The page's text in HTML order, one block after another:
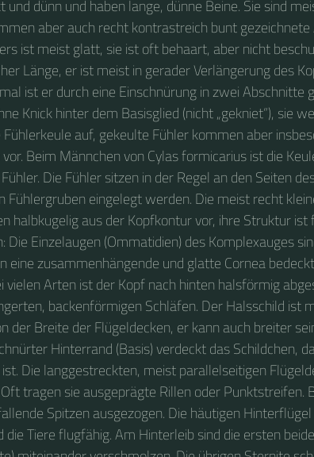
dünn und haben lange, dünne Beine. Sie sind
aber auch recht kontrastreich bunt gezeichnete
ist meist glatt, sie ist oft behaart, aber nicht
Länge, er ist meist in gerader Verlängerung des
ist er durch eine Einschnürung in zwei Abschnitte
Knick hinter dem Basisglied (nicht „gekniet“), sie
auf, gekeulte Fühler kommen aber
Beim Männchen von Cylas formicarius ist die
Die Fühler sitzen in der Regel an den Seiten
Fühlergruben eingelegt werden. Die meist recht
halbkugelig aus der Kopfkontur vor, ihre Struktur ist
Die Einzelaugen (Ommatidien) des Komplexauges
eine zusammenhängende und glatte Cornea
vielen Arten ist der Kopf nach hinten halsförmig
backenförmigen Schläfen. Der Halsschild ist
der Breite der Flügeldecken, er kann auch breiter
Hinterrand (Basis) verdeckt das Schildchen,
Die langgestreckten, meist parallelseitigen
tragen sie ausgeprägte Rillen oder Punktstreifen.
Spitzen ausgezogen. Die häutigen
die Tiere flugfähig. Am Hinterleib sind die ersten